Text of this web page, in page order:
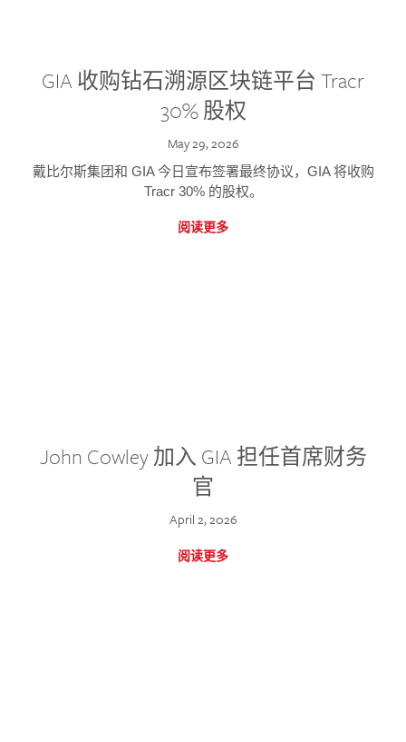
GIA 收购钻石溯源区块链平台 Tracr
30% 股权
May 29, 2026
戴比尔斯集团和 GIA 今日宣布签署最终协议，GIA 将收购
Tracr 30% 的股权。
阅读更多
John Cowley 加入 GIA 担任首席财务
官
April 2, 2026
阅读更多